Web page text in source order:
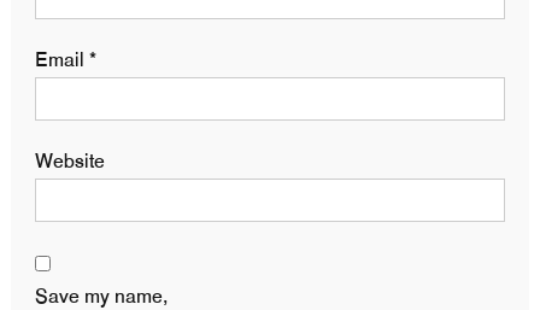
Email *
Website
Save my name,